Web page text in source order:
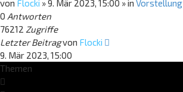
von Flocki »9. Mär 2023, 15:00 » in Vorstellung
0 Antworten
76212 Zugriffe
Letzter Beitragvon Flocki
9. Mär 2023, 15:00
Themen